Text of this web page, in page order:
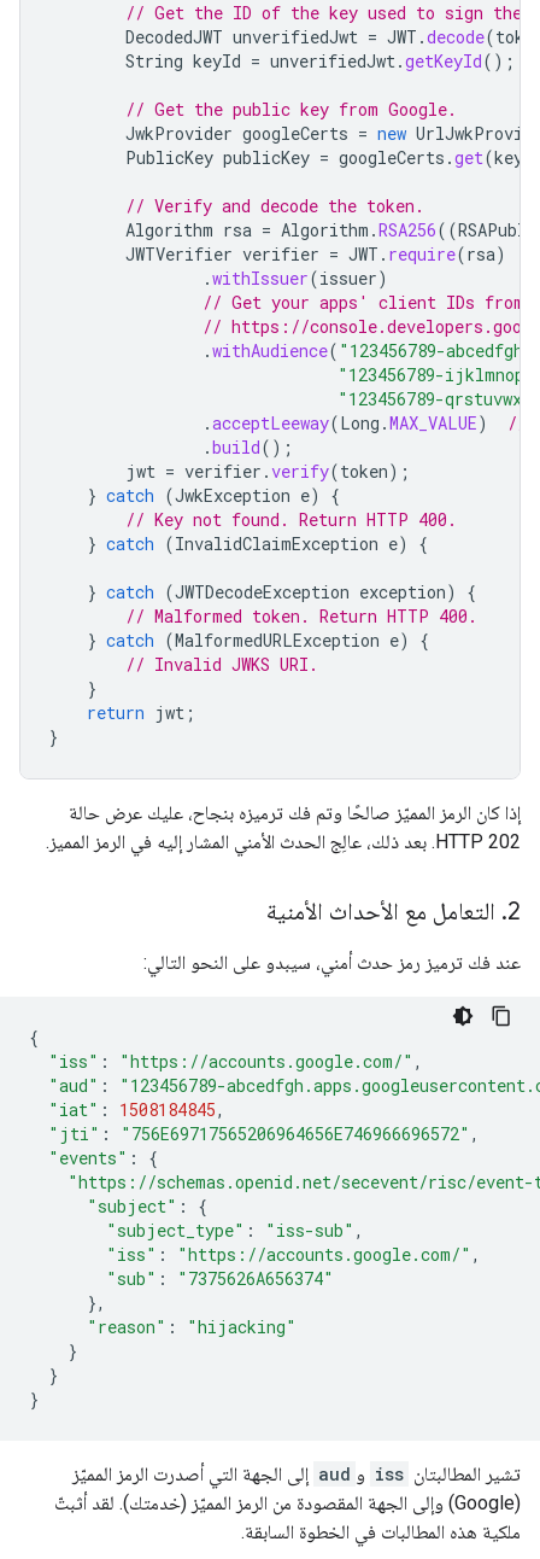
// Get the ID of the key used to sign the
DecodedJWT unverifiedJwt = JWT .decode(
String keyId = unverifiedJwt.getKeyId();
// Get the public key from Google.
JwkProvider googleCerts = new
PublicKey publicKey = googleCerts .get(
// Verify and decode the token.
Algorithm rsa = Algorithm .RSA256((
JWTVerifier verifier = JWT . require(rsa)
.withIssuer(issuer)
// Get your apps' client IDs from
// https://
.withAudience( "123456789-
"123456789-
"123456789-
.acceptLeeway(Long .MAX_VALUE)
//
.build();
jwt = verifier .verify(token);
} catch (JwkException e)
{
// Key not found. Return HTTP 400.
} catch (InvalidClaimException e) {
} catch (JWTDecodeException exception)
{
// Malformed token. Return HTTP 400.
} catch (MalformedURLException e)
{
// Invalid JWKS URI.
}
return jwt ;
}
إذا كان الرمز المميّز صالحًا وتم فك ترميزه بنجاح، عليك عرض حالة
HTTP 202. بعد ذلك، عالِج الحدث الأمني المشار إليه في الرمز المميز.
2
. التعامل مع الأحداث الأمنية
عند فك ترميز رمز حدث أمني، سيبدو على النحو التالي:
{
"iss" : "https://accounts.google.com/" ,
"aud" :
"123456789-
"iat" : 1508184845,
"jti" : "756E69717565206964656E746966696572" ,
"events" :
{
"https://schemas.openid.net/secevent/risc/event-
"subject" :
{
"subject_type" : "iss-sub" ,
"iss" : "https://accounts.google.com/" ,
"sub" :
"7375626A656374"
},
"reason" :
"hijacking"
}
}
}
تشير المطالبتان iss و aud إلى الجهة التي أصدرت الرمز المميّز
(Google) وإلى الجهة المقصودة من الرمز المميّز (خدمتك). لقد أثبتّ
ملكية هذه المطالبات في الخطوة السابقة.